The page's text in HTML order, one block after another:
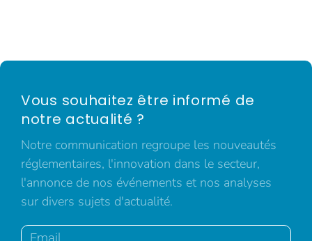
Vous souhaitez être informé de
notre actualité ?
Notre communication regroupe les nouveautés
réglementaires, l'innovation dans le secteur,
l'annonce de nos événements et nos analyses
sur divers sujets d'actualité.